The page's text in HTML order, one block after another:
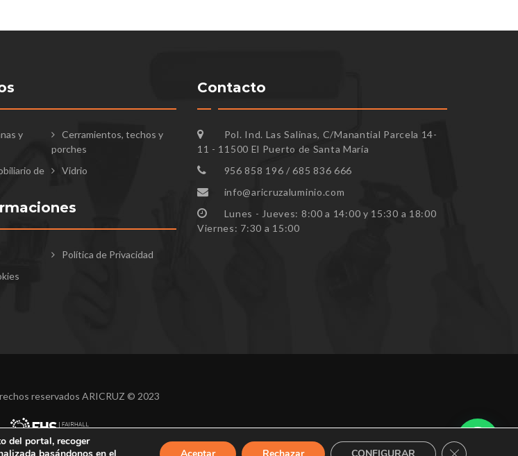
y
Cerramientos, techos y
porches
de
Vidrio
Política de Privacidad
Contacto
Pol. Ind. Las Salinas, C/Manantial Parcela 14-
11 - 11500 El Puerto de Santa María
956 858 196 / 685 836 666
info@aricruzaluminio.com
Lunes - Jueves: 8:00 a 14:00 y 15:30 a 18:00
Viernes: 7:30 a 15:00
reservados ARICRUZ © 2023
del portal, recoger
CERRAR EL